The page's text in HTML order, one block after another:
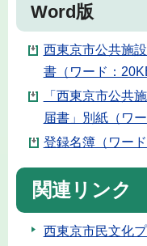
Word版
西東京市公共施
書（ワード：
「西東京市公共
届書」別紙（ワ
登録名簿（ワード
関連リンク
西東京市民文化